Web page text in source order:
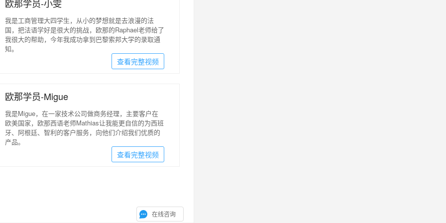
欧那学员-小雯
我是工商管理大四学生，从小的梦想就是去浪漫的法
国，把法语学好是很大的挑战，欧那的Raphael老师给了
我很大的帮助，今年我成功拿到巴黎索邦大学的录取通
知。
查看完整视频
欧那学员-Migue
我是Migue，在一家技术公司做商务经理，主要客户在
欧美国家，欧那西语老师Mathias让我能更自信的为西班
牙、阿根廷、智利的客户服务，向他们介绍我们优质的
产品。
查看完整视频
在线咨询